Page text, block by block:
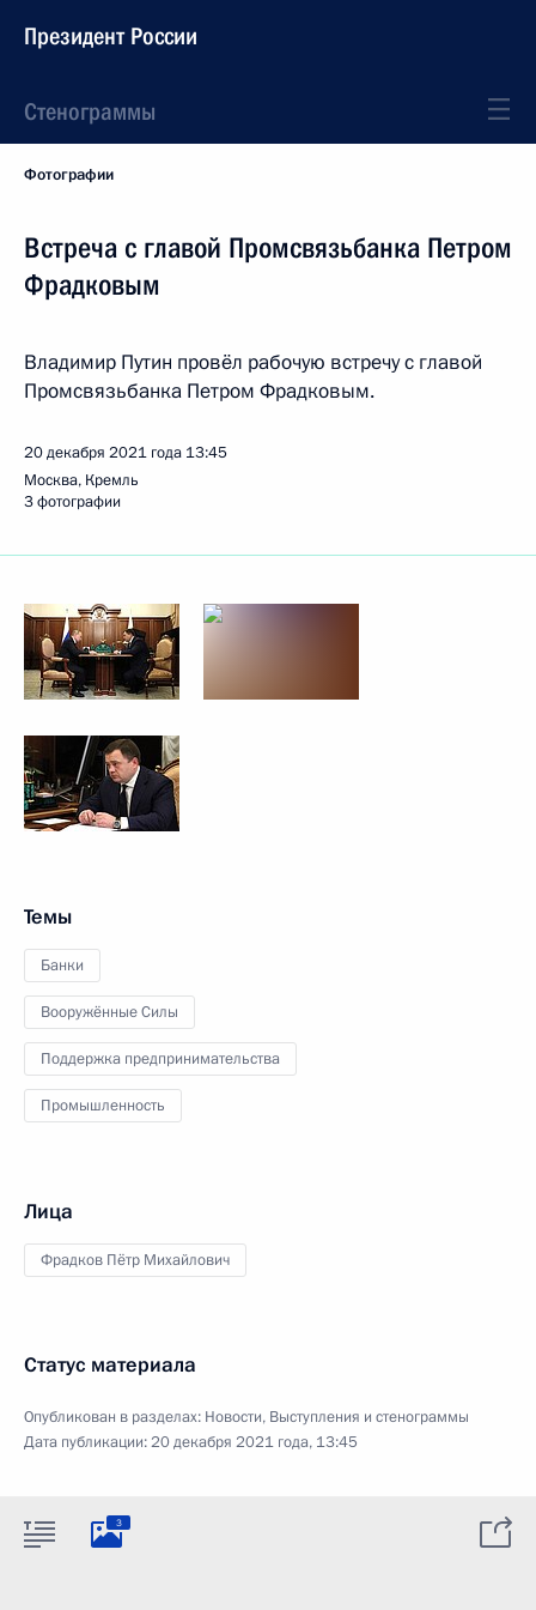
Президент России
Стенограммы
Фотографии
Встреча с главой Промсвязьбанка Петром
Фрадковым
Владимир Путин провёл рабочую встречу с главой
Промсвязьбанка Петром Фрадковым.
20 декабря 2021 года 13:45
Москва, Кремль
3 фотографии
Темы
Банки
Вооружённые Силы
Поддержка предпринимательства
Промышленность
Лица
Фрадков Пётр Михайлович
Статус материала
Опубликован в разделах: Новости, Выступления и стенограммы
Дата публикации:20 декабря 2021 года, 13:45
3